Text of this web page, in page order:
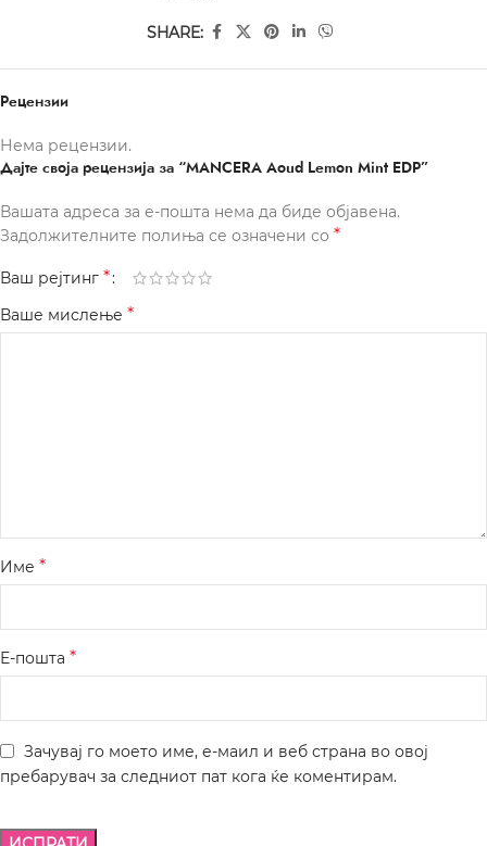
SHARE:
Рецензии
Нема рецензии.
Дајте своја рецензија за “MANCERA Aoud Lemon Mint EDP”
Вашата адреса за е-пошта нема да биде објавена.
Задолжителните полиња се означени со *
Ваш рејтинг *
Ваше мислење *
Име *
Е-пошта *
Зачувај го моето име, е-маил и веб страна во овој
пребарувач за следниот пат кога ќе коментирам.